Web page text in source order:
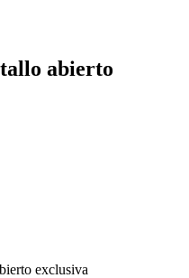
abierto
exclusiva